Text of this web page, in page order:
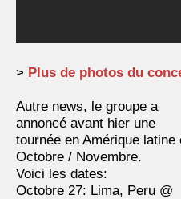
> Plus de photos du
Autre news, le groupe a
annoncé avant hier une
tournée en Amérique latine
Octobre / Novembre.
Voici les dates:
Octobre 27: Lima, Peru @